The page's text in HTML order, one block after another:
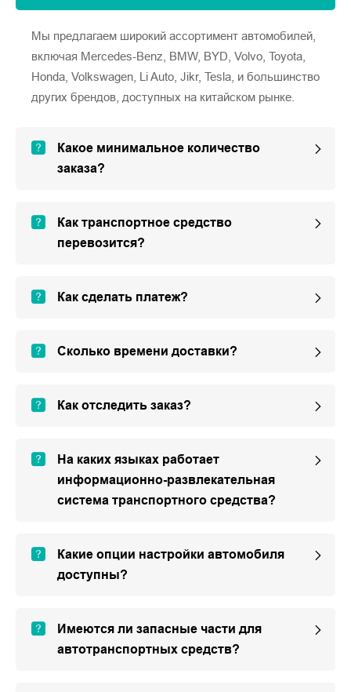
Мы предлагаем широкий ассортимент автомобилей,
включая Mercedes-Benz, BMW, BYD, Volvo, Toyota,
Honda, Volkswagen, Li Auto, Jikr, Tesla, и большинство
других брендов, доступных на китайском рынке.
Какое минимальное количество
заказа?
Как транспортное средство
перевозится?
Как сделать платеж?
Сколько времени доставки?
Как отследить заказ?
На каких языках работает
информационно-развлекательная
система транспортного средства?
Какие опции настройки автомобиля
доступны?
Имеются ли запасные части для
автотранспортных средств?